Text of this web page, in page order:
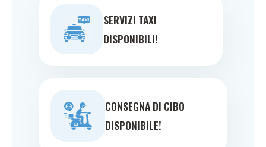
SERVIZI TAXI
DISPONIBILI!
CONSEGNA DI CIBO
DISPONIBILE!